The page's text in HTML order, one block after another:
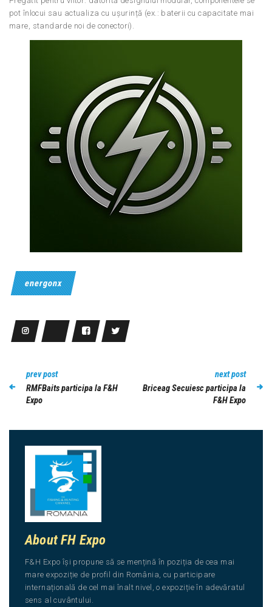
pot înlocui sau actualiza cu ușurință (ex.: baterii cu capacitate mai
mare, standarde noi de conectori).
energonx
prev post
RMFBaits participa la F&H
Expo
next post
Briceag Secuiesc participa la
F&H Expo
About FH Expo
F&H Expo își propune să se mențină în poziția de cea mai
mare expoziție de profil din România, cu participare
internațională de cel mai înalt nivel, o expoziție în adevăratul
sens al cuvântului.